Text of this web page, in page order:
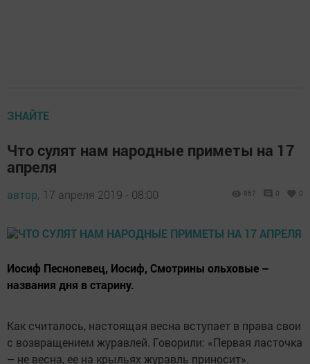
ЗНАЙТЕ
Что сулят нам народные приметы на 17
апреля
автор, 17 апреля 2019 - 08:00 867 0 0
Иосиф Песнопевец, Иосиф, Смотрины ольховые –
названия дня в старину.
Как считалось, настоящая весна вступает в права свои
с возвращением журавлей. Говорили: «Первая ласточка
– не весна, ее на крыльях журавль приносит».